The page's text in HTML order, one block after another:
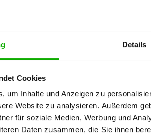
Details
Cookies
um Inhalte und Anzeigen zu
Website zu analysieren. Außerdem
für soziale Medien, Werbung und
Daten zusammen, die Sie ihnen
10 x
Convamax 10 x